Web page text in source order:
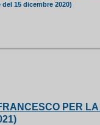
del 15 dicembre 2020)
PER